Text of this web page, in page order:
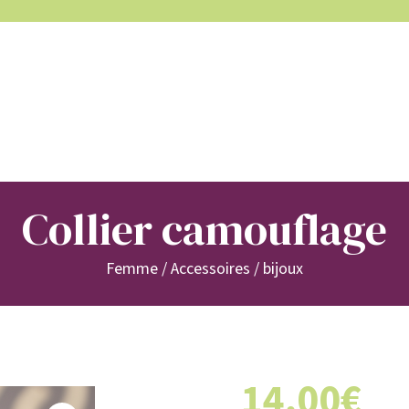
Collier camouflage
Femme/Accessoires / bijoux